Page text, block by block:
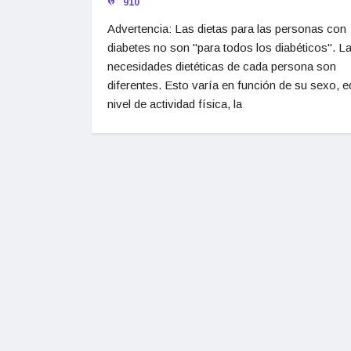
Advertencia: Las dietas para las personas con
diabetes no son "para todos los diabéticos".
necesidades dietéticas de cada persona son
diferentes. Esto varía en función de su sexo,
nivel de actividad física, la